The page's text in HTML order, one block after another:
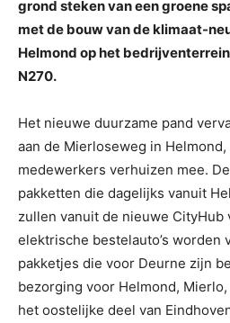
grond steken van een groene
met de bouw van de klimaat-
Helmond op het
N270.
Het nieuwe duurzame pand
aan de Mierloseweg in
medewerkers verhuizen mee.
pakketten die dagelijks vanuit
zullen vanuit de nieuwe
elektrische bestelauto’s worden
pakketjes die voor Deurne zijn
bezorging voor Helmond,
het oostelijke deel van